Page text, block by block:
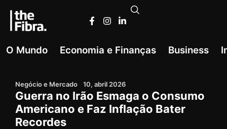
O Mundo Economia e Finanças Business
Negócio e Mercado 10, abril 2026
Guerra no Irão Esmaga o Consumo
Americano e Faz Inflação Bater
Recordes